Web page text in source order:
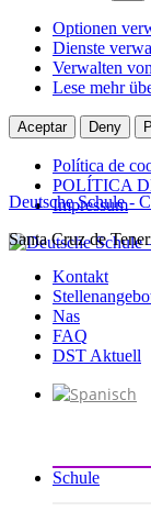
Optionen
Dienste
Verwalten
Lese mehr
Aceptar Deny
Política de
POLÍTICA
Impressum
Zum
springen
Deutsche Schule -
Santa Cruz de
Kontakt
Nas
FAQ
DST Aktuell
Schule